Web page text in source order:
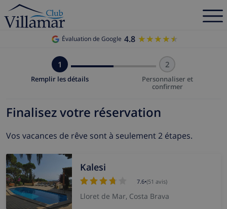
Évaluation de Google 4.8 ★★★★★
★★★★★
1
Remplir les détails
2
Personnaliser et
confirmer
Finalisez votre réservation
Vos vacances de rêve sont à seulement 2 étapes.
Kalesi
7.6•(51 avis)
Lloret de Mar, Costa Brava